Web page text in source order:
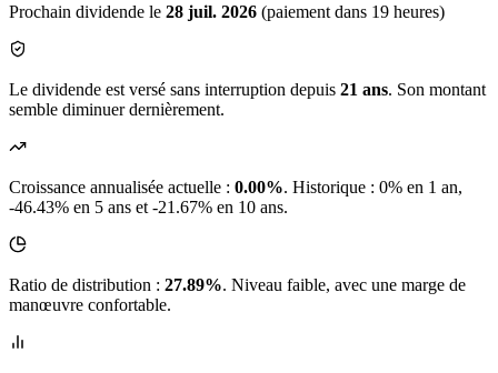
Prochain dividende le 28 juil. 2026 (paiement dans 19 heures)
Le dividende est versé sans interruption depuis 21 ans. Son montant
semble diminuer dernièrement.
Croissance annualisée actuelle : 0.00%. Historique : 0% en 1 an,
-46.43% en 5 ans et -21.67% en 10 ans.
Ratio de distribution : 27.89%. Niveau faible, avec une marge de
manœuvre confortable.